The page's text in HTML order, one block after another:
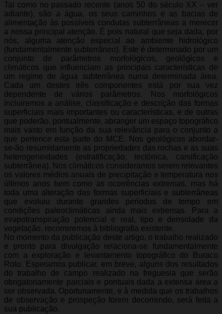
Tal como no passado recente (anos 50 do século XX – ver
adiante), são a água, os seus caminhos e as bacias de
alimentação às possíveis condutas subterrâneas a merecer
a nossa principal atenção. É pois natural que seja dada, por
nós, alguma atenção especial ao ambiente hidrológico
(fundamentalmente subterrâneo). Este é determinado por um
conjunto de parâmetros morfológicos, geológicos e
climáticos que influenciam as principais características de
um regime de água subterrânea numa determinada área.
Cada um destes três componentes está por sua vez
dependente de vários parâmetros. Nos morfológicos
incluiremos a análise, classificação e descrição das formas
superficiais mais importantes ou características, e de outras
que poderão, pontualmente, abranger um espaço topográfico
mais vasto em função da sua relevância para o conjunto a
que pertence esta parte do MCE. Nos geológicos abordar-
se-ão resumidamente as propriedades das rochas e as suas
heterogeneidades (estratificação, tectónica, carsificação
subterrânea). Nos climáticos consideramos serem relevantes
os valores médios anuais de precipitação e temperatura nos
últimos anos bem como as ocorrências extremas, mas há
toda uma alteração das formas superficiais e subterrâneas
que evoluiu durante grandes períodos de tempo em
condições paleoclimáticas ainda mais extremas. Para a
evapotranspiração potencial e real, tipo e densidade da
vegetação, recorreremos à bibliografia existente.
No momento da publicação deste artigo, o trabalho realizado
e pronto para divulgação relaciona-se fundamentalmente
com a exploração e levantamento topográfico do Buraco
Roto. Esperamos publicar, em breve, alguns dos resultados
do trabalho de campo realizado na freguesia que serão
obrigatoriamente parciais e pontuais dada a extensa área a
ser observada. Oportunamente, e à medida que os trabalhos
de observação e prospeção forem decorrendo, será feita a
sua publicação.